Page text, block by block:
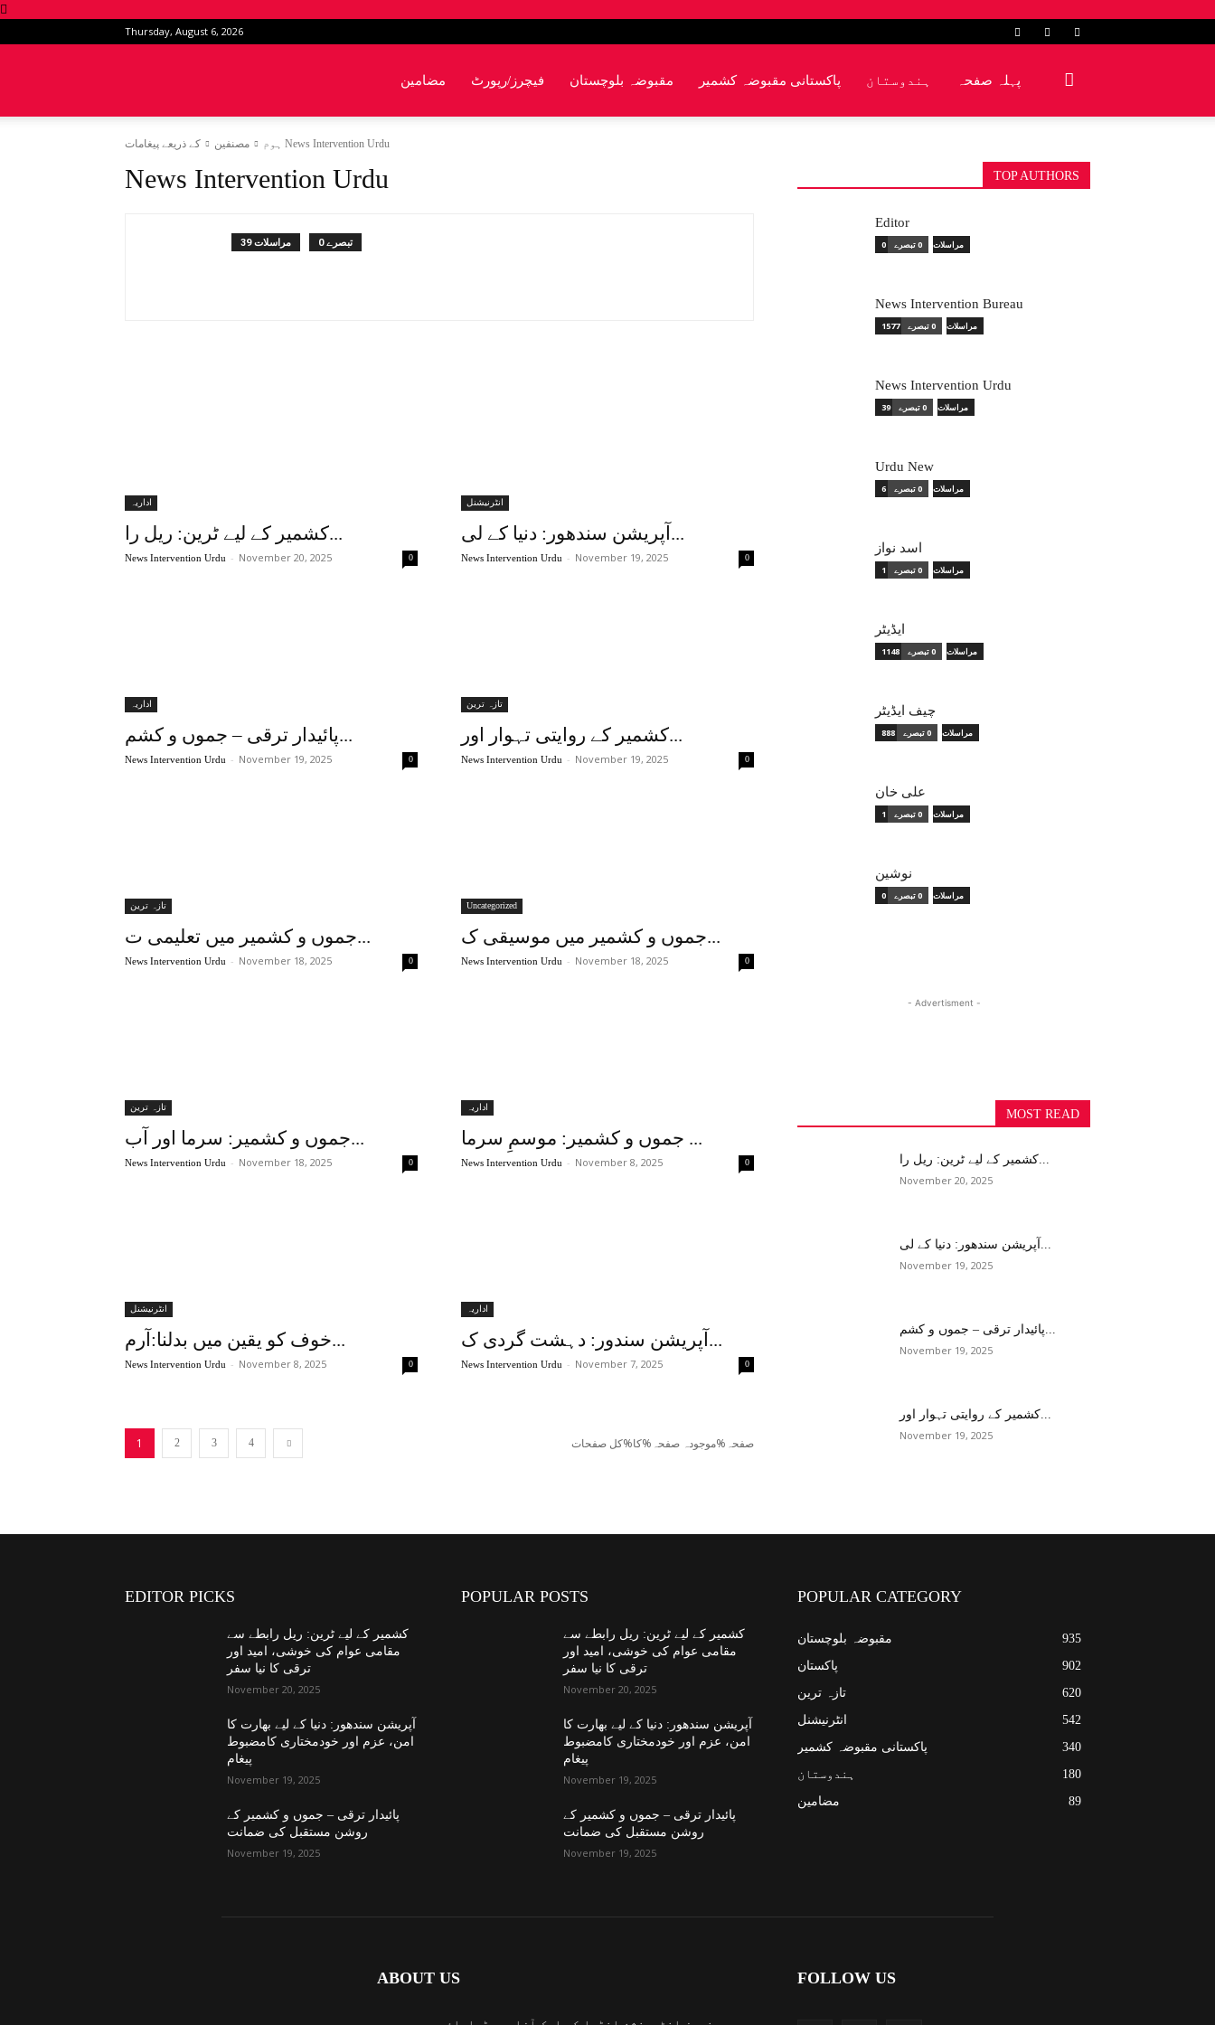
Thursday, August 6, 2026
Intervention
مضامین فیچرز/رپورٹ مقبوضہ بلوچستان پاکستانی مقبوضہ کشمیر ہندوستان پہلہ صفحہ
ہوم مصنفین کے ذریعے پیغامات News Intervention Urdu
News Intervention Urdu
39 مراسلات 0 تبصرے
اداریہ
کشمیر کے لیے ٹرین: ریل را...
News Intervention Urdu - November 20, 2025 0
انٹرنیشنل
آپریشن سندھور: دنیا کے لی...
News Intervention Urdu - November 19, 2025 0
اداریہ
پائیدار ترقی – جموں و کشم...
News Intervention Urdu - November 19, 2025 0
تازہ ترین
کشمیر کے روایتی تہوار اور...
News Intervention Urdu - November 19, 2025 0
تازہ ترین
جموں و کشمیر میں تعلیمی ت...
News Intervention Urdu - November 18, 2025 0
Uncategorized
جموں و کشمیر میں موسیقی ک...
News Intervention Urdu - November 18, 2025 0
تازہ ترین
جموں و کشمیر: سرما اور آب...
News Intervention Urdu - November 18, 2025 0
اداریہ
جموں و کشمیر: موسمِ سرما ...
News Intervention Urdu - November 8, 2025 0
انٹرنیشنل
خوف کو یقین میں بدلنا:آرم...
News Intervention Urdu - November 8, 2025 0
اداریہ
آپریشن سندور: دہشت گردی ک...
News Intervention Urdu - November 7, 2025 0
1 2 3 4 صفحہ%موجودہ صفحہ%کا%کل صفحات
TOP AUTHORS
Editor
0 مراسلات 0 تبصرے
News Intervention Bureau
1577 مراسلات 0 تبصرے
News Intervention Urdu
39 مراسلات 0 تبصرے
Urdu New
6 مراسلات 0 تبصرے
اسد نواز
1 مراسلات 0 تبصرے
ایڈیٹر
1148 مراسلات 0 تبصرے
چیف ایڈیٹر
888 مراسلات 0 تبصرے
علی خان
1 مراسلات 0 تبصرے
نوشین
0 مراسلات 0 تبصرے
- Advertisment -
MOST READ
کشمیر کے لیے ٹرین: ریل را...
November 20, 2025
آپریشن سندھور: دنیا کے لی...
November 19, 2025
پائیدار ترقی – جموں و کشم...
November 19, 2025
کشمیر کے روایتی تہوار اور...
November 19, 2025
EDITOR PICKS
کشمیر کے لیے ٹرین: ریل رابطے سے
مقامی عوام کی خوشی، امید اور
ترقی کا نیا سفر
November 20, 2025
آپریشن سندھور: دنیا کے لیے بھارت کا
امن، عزم اور خودمختاری کامضبوط
پیغام
November 19, 2025
پائیدار ترقی – جموں و کشمیر کے
روشن مستقبل کی ضمانت
November 19, 2025
POPULAR POSTS
کشمیر کے لیے ٹرین: ریل رابطے سے
مقامی عوام کی خوشی، امید اور
ترقی کا نیا سفر
November 20, 2025
آپریشن سندھور: دنیا کے لیے بھارت کا
امن، عزم اور خودمختاری کامضبوط
پیغام
November 19, 2025
پائیدار ترقی – جموں و کشمیر کے
روشن مستقبل کی ضمانت
November 19, 2025
POPULAR CATEGORY
مقبوضہ بلوچستان
935
پاکستان
902
تازہ ترین
620
انٹرنیشنل
542
پاکستانی مقبوضہ کشمیر
340
ہندوستان
180
مضامین
89
ABOUT US FOLLOW US